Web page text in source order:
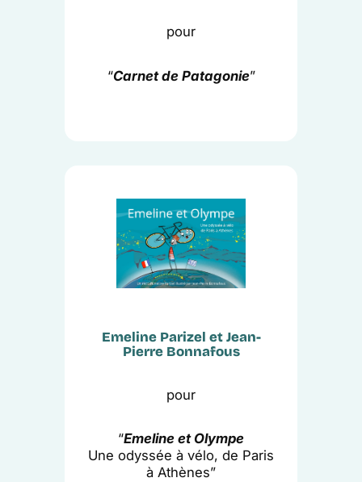
pour
“Carnet de Patagonie”
Emeline Parizel et Jean-
Pierre Bonnafous
pour
“Emeline et Olympe
Une odyssée à vélo, de Paris
à Athènes”